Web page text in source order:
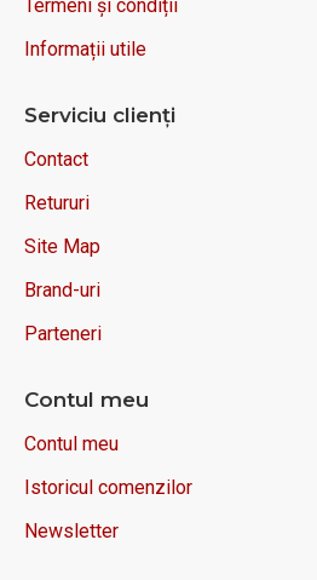
Termeni și condiții
Informații utile
Serviciu clienți
Contact
Retururi
Site Map
Brand-uri
Parteneri
Contul meu
Contul meu
Istoricul comenzilor
Newsletter